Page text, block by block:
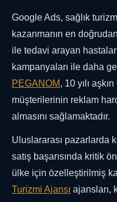
Google Ads, sağlık
kazanmanın en
ile tedavi arayan
kampanyaları ile daha
PEGANOM, 10 yılı
müşterilerinin reklam
almasını sağlamaktadır.
Uluslararası pazarlarda
satış başarısında kritik
ülke için özelleştirilmiş
Turizmi Ajansı ajansları,